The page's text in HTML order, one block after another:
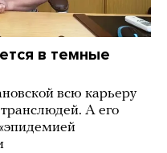
в темные
всю карьеру
А его